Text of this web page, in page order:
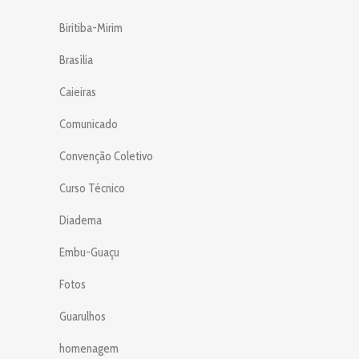
Biritiba-Mirim
Brasília
Caieiras
Comunicado
Convenção Coletivo
Curso Técnico
Diadema
Embu-Guaçu
Fotos
Guarulhos
homenagem